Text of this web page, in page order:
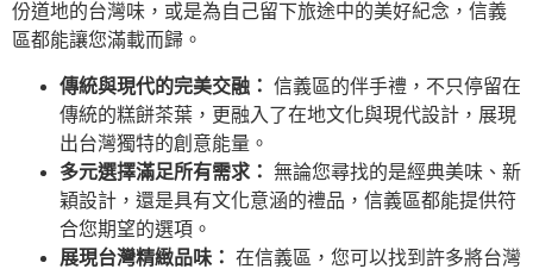
份道地的台灣味，或是為自己留下旅途中的美好紀念，信義
區都能讓您滿載而歸。
傳統與現代的完美交融： 信義區的伴手禮，不只停留在
傳統的糕餅茶葉，更融入了在地文化與現代設計，展現
出台灣獨特的創意能量。
多元選擇滿足所有需求： 無論您尋找的是經典美味、新
穎設計，還是具有文化意涵的禮品，信義區都能提供符
合您期望的選項。
展現台灣精緻品味： 在信義區，您可以找到許多將台灣